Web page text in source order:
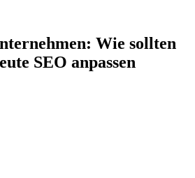
Wie sollten
SEO anpassen